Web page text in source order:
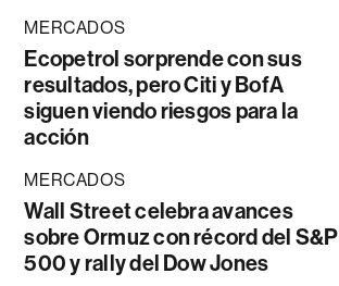
MERCADOS
Ecopetrol sorprende con sus
resultados, pero Citi y BofA
siguen viendo riesgos para la
acción
MERCADOS
Wall Street celebra avances
sobre Ormuz con récord del S&P
500 y rally del Dow Jones